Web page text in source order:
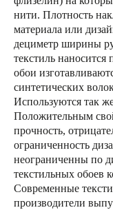
нити. Плотность
материала или
дециметр ширины
текстиль
обои
синтетических
Используются так
Положительным
прочность,
ограниченность
неограниченны по
текстильных обоев
Современные
производители